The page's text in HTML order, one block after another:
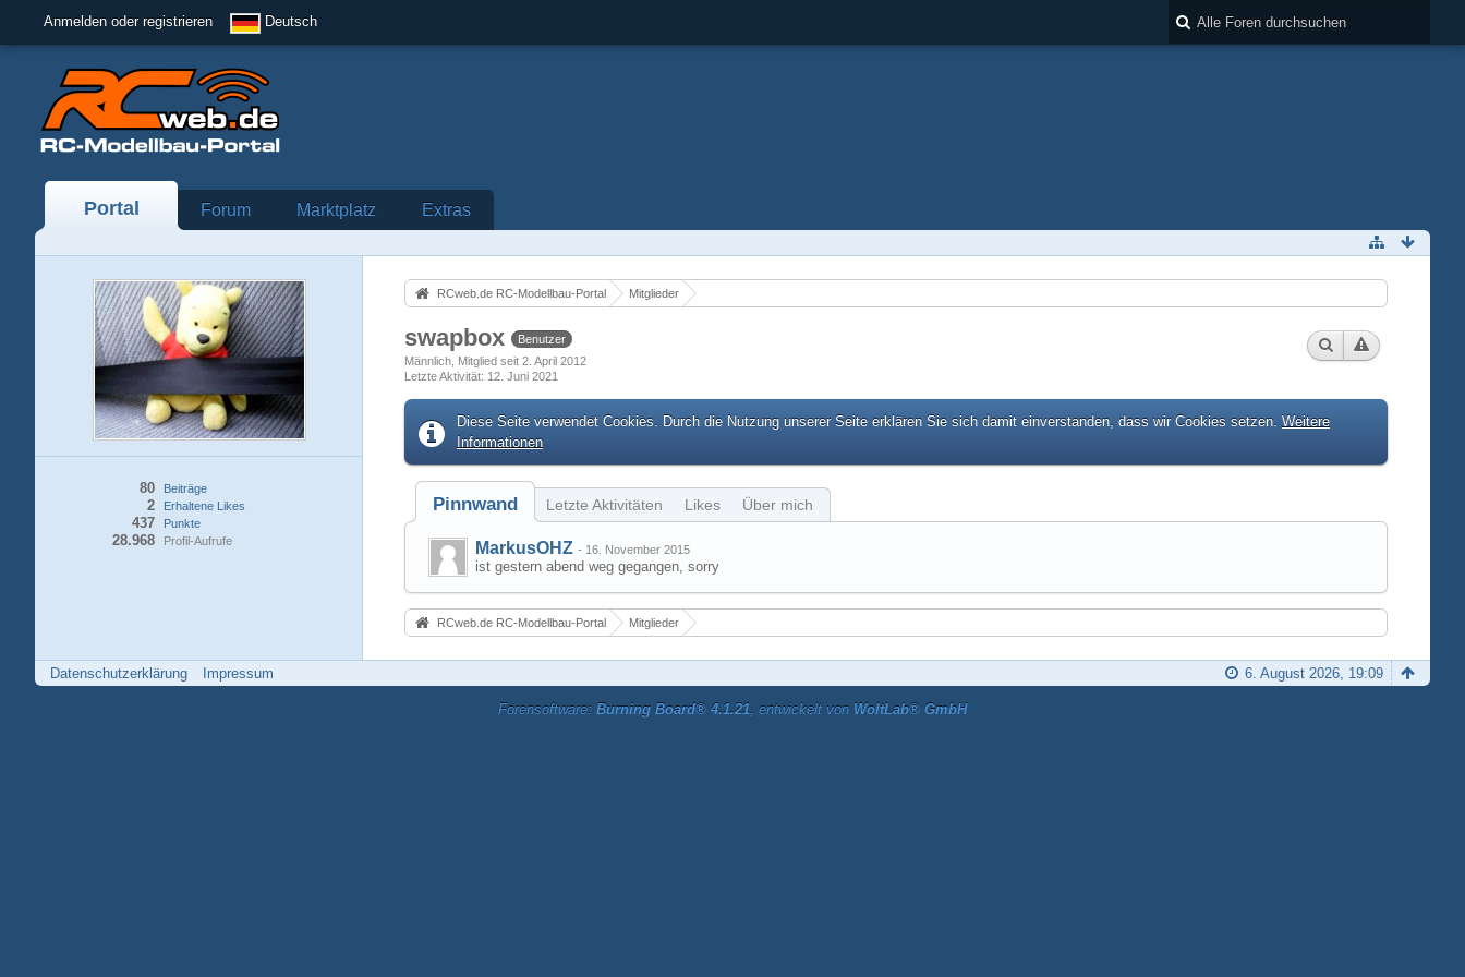
Anmelden oder registrieren Deutsch
Portal Forum Marktplatz Extras
Beiträge
80
Erhaltene Likes
2
Punkte
437
Profil-Aufrufe
28.968
RCweb.de RC-Modellbau-Portal Mitglieder
swapbox
Benutzer
Männlich Mitglied seit 2. April 2012
Letzte Aktivität 12. Juni 2021
Diese Seite verwendet Cookies. Durch die Nutzung unserer Seite erklären Sie sich damit einverstanden, dass wir Cookies setzen. Weitere
Informationen
Pinnwand Letzte Aktivitäten Likes Über mich
MarkusOHZ - 16. November 2015
ist gestern abend weg gegangen, sorry
RCweb.de RC-Modellbau-Portal Mitglieder
Datenschutzerklärung Impressum 6. August 2026, 19:09
Forensoftware: Burning Board® 4.1.21, entwickelt von WoltLab® GmbH